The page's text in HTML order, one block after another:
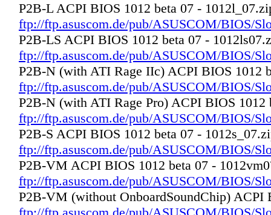
P2B-L ACPI BIOS 1012 beta 07 -
ftp://ftp.asuscom.de/pub/ASUSCOM/BIOS/
P2B-LS ACPI BIOS 1012 beta 07 -
ftp://ftp.asuscom.de/pub/ASUSCOM/BIOS/
P2B-N (with ATI Rage IIc) ACPI BIOS 1012
ftp://ftp.asuscom.de/pub/ASUSCOM/BIOS/
P2B-N (with ATI Rage Pro) ACPI BIOS 1012
ftp://ftp.asuscom.de/pub/ASUSCOM/BIOS/
P2B-S ACPI BIOS 1012 beta 07 -
ftp://ftp.asuscom.de/pub/ASUSCOM/BIOS/
P2B-VM ACPI BIOS 1012 beta 07 -
ftp://ftp.asuscom.de/pub/ASUSCOM/BIOS/
P2B-VM (without OnboardSoundChip) ACPI